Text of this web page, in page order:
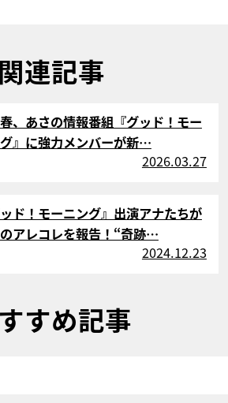
関連記事
ル
、あさの情報番組『グッド！モー
』に強力メンバーが新…
2026.03.27
ル
ッド！モーニング』出演アナたちが
アレコレを報告！“奇跡…
2024.12.23
すめ記事